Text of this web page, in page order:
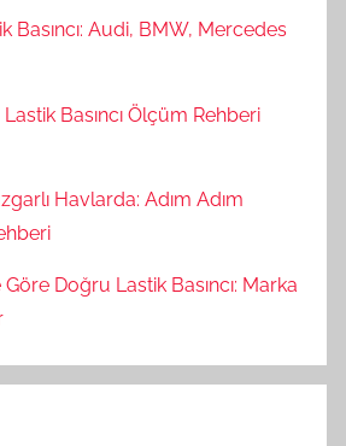
Basıncı: Audi, BMW, Mercedes
Basıncı Ölçüm Rehberi
Havlarda: Adım Adım
Doğru Lastik Basıncı: Marka